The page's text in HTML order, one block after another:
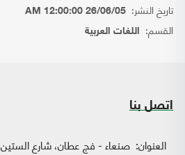
تاريخ النشر: 26/06/05 12:00:00 AM
القسم: اللغات العربية
اتصل بنا
العنوان: صنعاء - فج عطان، شارع الستين